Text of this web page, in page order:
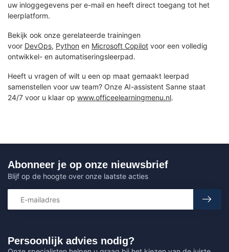
uw inloggegevens per e-mail en heeft direct toegang tot het
leerplatform.
Bekijk ook onze gerelateerde trainingen
voor DevOps, Python en Microsoft Copilot voor een volledig
ontwikkel- en automatiseringsleerpad.
Heeft u vragen of wilt u een op maat gemaakt leerpad
samenstellen voor uw team? Onze AI-assistent Sanne staat
24/7 voor u klaar op www.officeelearningmenu.nl.
Persoonlijk advies nodig?
Abonneer je op onze nieuwsbrief
Blijf op de hoogte over onze laatste acties